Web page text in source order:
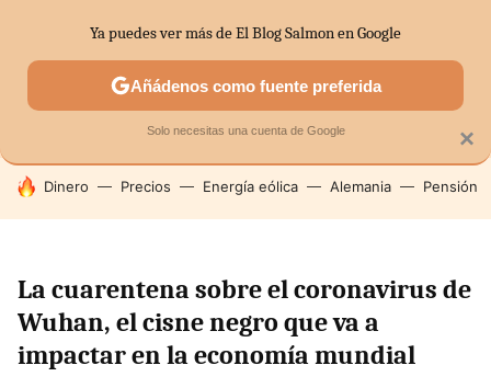
SECTORES ECONOMÍA DOMÉSTICA MERCADOS
HOY SE HABLA DE
Dinero Precios Energía eólica Alemania Pensión
La cuarentena sobre el coronavirus de
Wuhan, el cisne negro que va a
impactar en la economía mundial
×
Ya puedes ver más de El Blog Salmon en Google
Añádenos como fuente preferida
Solo necesitas una cuenta de Google